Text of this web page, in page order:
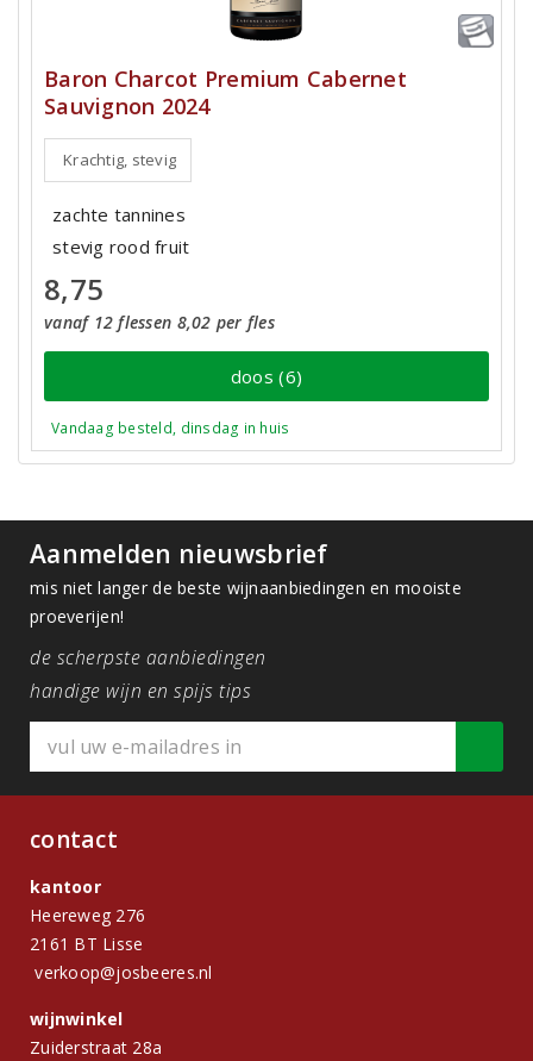
Baron Charcot Premium Cabernet
Sauvignon 2024
Krachtig, stevig
zachte tannines
stevig rood fruit
8,75
vanaf 12 flessen 8,02 per fles
doos (6)
Vandaag besteld, dinsdag in huis
Aanmelden nieuwsbrief
mis niet langer de beste wijnaanbiedingen en mooiste
proeverijen!
de scherpste aanbiedingen
handige wijn en spijs tips
contact
kantoor
Heereweg 276
2161 BT Lisse
verkoop@josbeeres.nl
wijnwinkel
Zuiderstraat 28a